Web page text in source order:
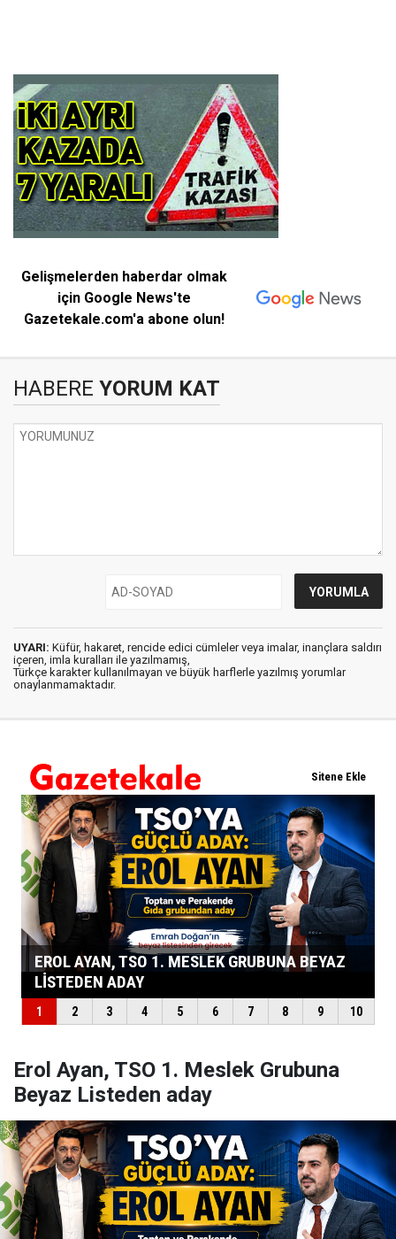
Gelişmelerden haberdar olmak
için Google News'te
Gazetekale.com'a abone olun!
HABERE YORUM KAT
UYARI: Küfür, hakaret, rencide edici cümleler veya imalar, inançlara saldırı
içeren, imla kuralları ile yazılmamış,
Türkçe karakter kullanılmayan ve büyük harflerle yazılmış yorumlar
onaylanmamaktadır.
Erol Ayan, TSO 1. Meslek Grubuna
Beyaz Listeden aday